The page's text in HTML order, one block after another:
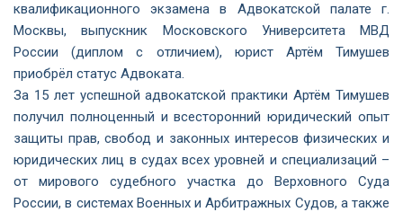
квалификационного экзамена в Адвокатской палате г.
Москвы, выпускник Московского Университета МВД
России (диплом с отличием), юрист Артём Тимушев
приобрёл статус Адвоката.
За 15 лет успешной адвокатской практики Артём Тимушев
получил полноценный и всесторонний юридический опыт
защиты прав, свобод и законных интересов физических и
юридических лиц в судах всех уровней и специализаций –
от мирового судебного участка до Верховного Суда
России, в системах Военных и Арбитражных Судов, а также